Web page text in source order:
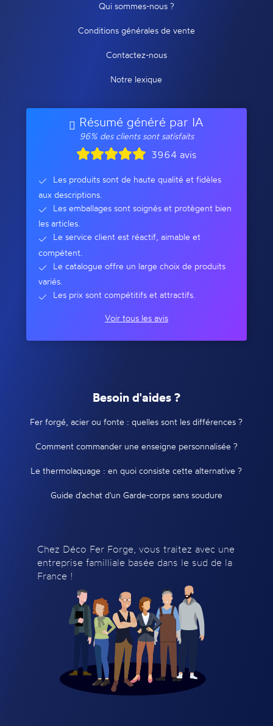
Qui sommes-nous ?
Conditions générales de vente
Contactez-nous
Notre lexique
Résumé généré par IA
96% des clients sont satisfaits
3964 avis
Les produits sont de haute qualité et fidèles
aux descriptions.
Les emballages sont soignés et protègent bien
les articles.
Le service client est réactif, aimable et
compétent.
Le catalogue offre un large choix de produits
variés.
Les prix sont compétitifs et attractifs.
Voir tous les avis
Besoin d'aides ?
Fer forgé, acier ou fonte : quelles sont les différences ?
Comment commander une enseigne personnalisée ?
Le thermolaquage : en quoi consiste cette alternative ?
Guide d'achat d'un Garde-corps sans soudure
Chez Déco Fer Forge, vous traitez avec une
entreprise familliale basée dans le sud de la
France !